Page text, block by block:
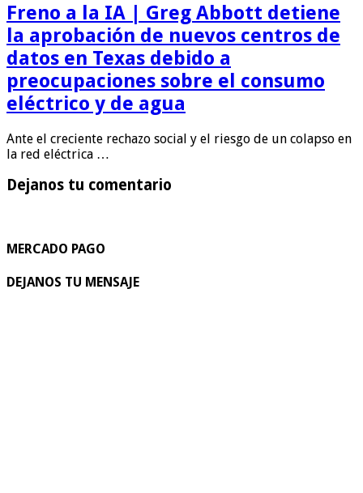
Freno a la IA | Greg Abbott detiene
la aprobación de nuevos centros de
datos en Texas debido a
preocupaciones sobre el consumo
eléctrico y de agua
Ante el creciente rechazo social y el riesgo de un colapso en
la red eléctrica …
Dejanos tu comentario
MERCADO PAGO
DEJANOS TU MENSAJE